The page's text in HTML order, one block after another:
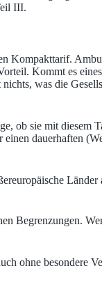
III.
Kompakttarif.
Kommt es
was die
ob sie mit
dauerhaften
Begrenzungen.
ohne besondere